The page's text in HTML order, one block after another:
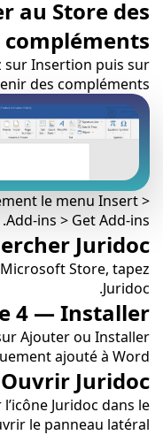
au Store des
compléments
sur Insertion puis sur
des compléments.
le menu Insert >
Add-ins > Get Add-ins.
Juridoc
Store, tapez
Juridoc.
4 — Installer
Ajouter ou Installer.
ajouté à Word.
Juridoc
Juridoc dans le
le panneau latéral.